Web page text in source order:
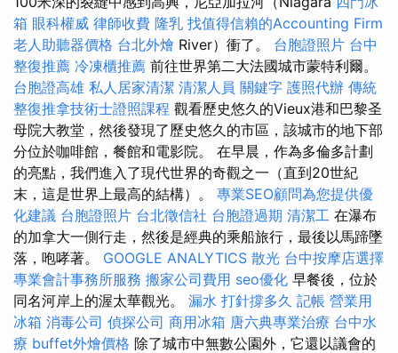
箱 眼科權威 律師收費 隆乳 找值得信賴的Accounting Firm
老人助聽器價格 台北外燴 River）衝了。 台胞證照片 台中
整復推薦 冷凍櫃推薦 前往世界第二大法國城市蒙特利爾。
台胞證高雄 私人居家清潔 清潔人員 關鍵字 護照代辦 傳統
整復推拿技術士證照課程 觀看歷史悠久的Vieux港和巴黎圣
母院大教堂，然後發現了歷史悠久的市區，該城市的地下部
分位於咖啡館，餐館和電影院。 在早晨，作為多倫多計劃
的亮點，我們進入了現代世界的奇觀之一（直到20世紀
末，這是世界上最高的結構）。 專業SEO顧問為您提供優
化建議 台胞證照片 台北徵信社 台胞證過期 清潔工 在瀑布
的加拿大一側行走，然後是經典的乘船旅行，最後以馬蹄墜
落，咆哮著。 GOOGLE ANALYTICS 散光 台中按摩店選擇
專業會計事務所服務 搬家公司費用 seo優化 早餐後，位於
同名河岸上的渥太華觀光。 漏水 打針撐多久 記帳 營業用
冰箱 消毒公司 偵探公司 商用冰箱 唐六典專業治療 台中水
療 buffet外燴價格 除了城市中無數公園外，它還以議會的